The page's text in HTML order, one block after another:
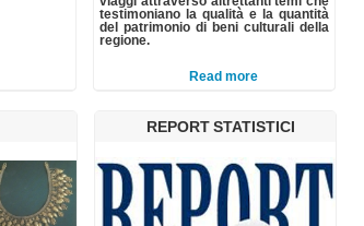
testimoniano la qualità e la quantità
del patrimonio di beni culturali della
regione.
Read more
REPORT STATISTICI